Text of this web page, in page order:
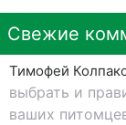
Свежие
Тимофей
выбрать и
ваших